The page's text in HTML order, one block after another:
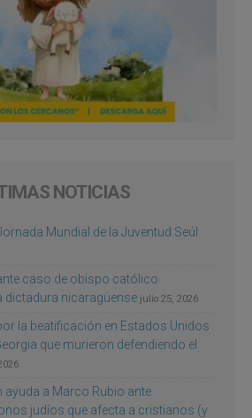
NOTICIAS
Mundial de la Juventud Seúl
caso de obispo católico
dictadura nicaragüense julio 25, 2026
la beatificación en Estados Unidos
que murieron defendiendo el
ayuda a Marco Rubio ante
judíos que afecta a cristianos (y